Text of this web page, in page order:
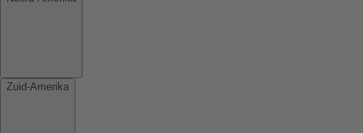
Zuid-Amerika